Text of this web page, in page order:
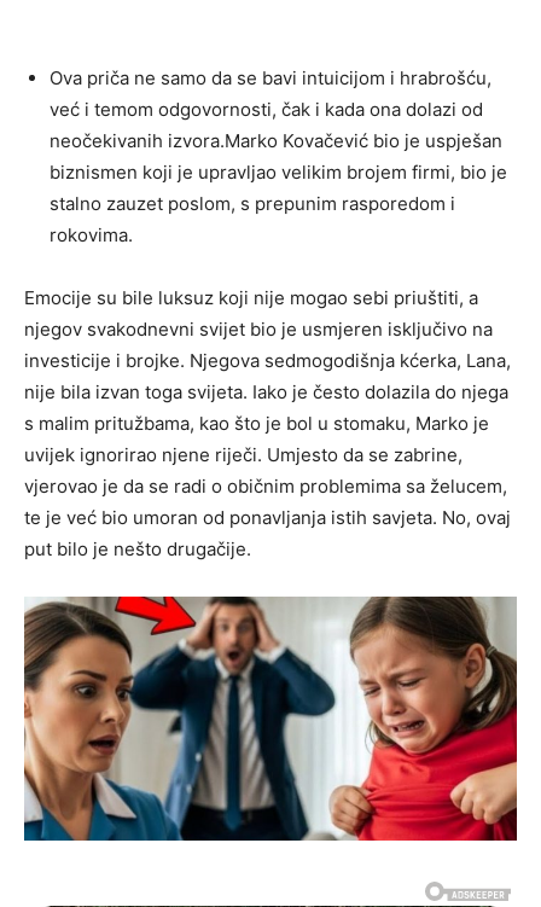
Ova priča ne samo da se bavi intuicijom i hrabrošću,
već i temom odgovornosti, čak i kada ona dolazi od
neočekivanih izvora.Marko Kovačević bio je uspješan
biznismen koji je upravljao velikim brojem firmi, bio je
stalno zauzet poslom, s prepunim rasporedom i
rokovima.
Emocije su bile luksuz koji nije mogao sebi priuštiti, a
njegov svakodnevni svijet bio je usmjeren isključivo na
investicije i brojke. Njegova sedmogodišnja kćerka, Lana,
nije bila izvan toga svijeta. Iako je često dolazila do njega
s malim pritužbama, kao što je bol u stomaku, Marko je
uvijek ignorirao njene riječi. Umjesto da se zabrine,
vjerovao je da se radi o običnim problemima sa želucem,
te je već bio umoran od ponavljanja istih savjeta. No, ovaj
put bilo je nešto drugačije.